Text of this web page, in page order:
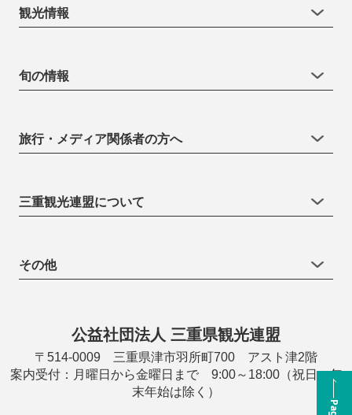
観光情報
旬の情報
旅行・メディア関係者の方へ
三重観光連盟について
その他
公益社団法人 三重県観光連盟
〒514-0009 三重県津市羽所町700 アスト津2階
案内受付：月曜日から金曜日まで 9:00～18:00（祝日・年
末年始は除く）